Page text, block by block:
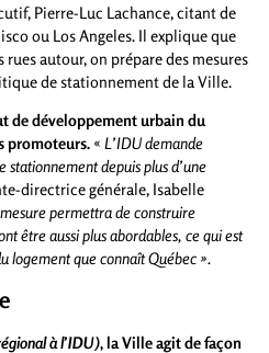
Pierre-Luc Lachance, citant de
ou Los Angeles. Il explique que
autour, on prépare des mesures
de stationnement de la Ville.
de développement urbain du
promoteurs. « L’IDU demande
stationnement depuis plus d’une
directrice générale, Isabelle
permettra de construire
être aussi plus abordables, ce qui est
logement que connaît Québec ».
à l’IDU), la Ville agit de façon